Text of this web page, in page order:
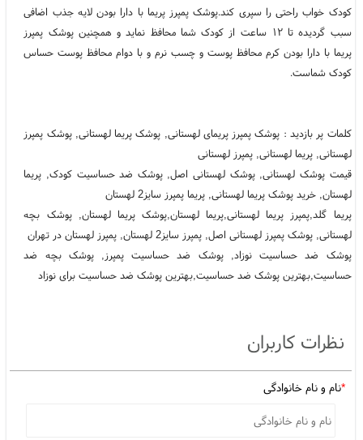
کودک خواب راحتی را سپری کند.پوشک پمپرز پریما با دارا بودن لایه جذب اضافی
سبب گردیده تا ۱۲ ساعت از کودک شما محافظ نماید و همچنین پوشک پمپرز
پریما با دارا بودن کرم محافظ پوست و چسب نرم و با دوام محافظ پوست حساس
کودک شماست.
کلمات پر بازدید : پوشک پمپرز پریمای لهستانی, پوشک پریما لهستانی, پوشک پمپرز
لهستانی, پریما لهستانی, پمپرز لهستانی
قیمت پوشک لهستانی, پوشک لهستانی اصل, پوشک ضد حساسیت کودک, پریما
لهستان, خرید پوشک پریما لهستانی, پریما پمپرز سایز2 لهستان
پریما گلد,پمپرز پریما لهستانی,پریما لهستان,پوشک پریما لهستان, پوشک بچه
لهستانی, پوشک پمپرز لهستانی اصل, پمپرز سایز2 لهستان, پمپرز لهستان در تهران
پوشک ضد حساسیت نوزاد, پوشک ضد حساسیت پمپرز, پوشک بچه ضد
حساسیت,بهترین پوشک ضد حساسیت,بهترین پوشک ضد حساسیت برای نوزاد
نظرات کاربران
*نام و نام خانوادگی